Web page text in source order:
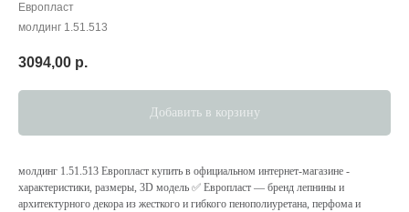
Европласт
молдинг 1.51.513
3094,00 р.
Добавить в корзину
молдинг 1.51.513 Европласт купить в официальном интернет-магазине -
характеристики, размеры, 3D модель ✅ Европласт — бренд лепнины и
архитектурного декора из жесткого и гибкого пенополиуретана, перфома и